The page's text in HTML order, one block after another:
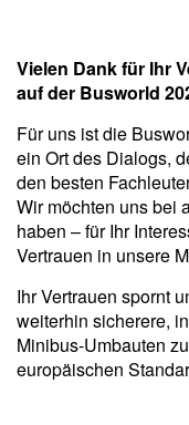
Vielen Dank für Ihr
auf der Busworld
Für uns ist die
ein Ort des Dialogs,
den besten
Wir möchten uns bei
haben – für Ihr
Vertrauen in unsere
Ihr Vertrauen spornt
weiterhin sicherere,
Minibus-Umbauten
europäischen